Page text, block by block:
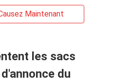
Maintenant
les sacs
du